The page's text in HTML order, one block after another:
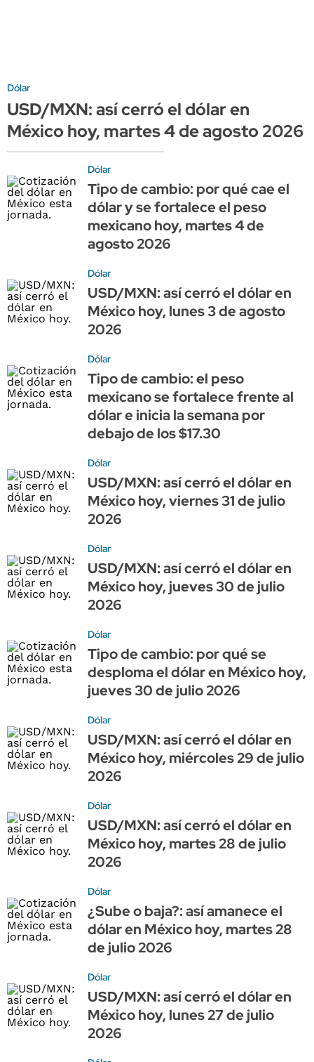
Dólar
USD/MXN: así cerró el dólar en
México hoy, martes 4 de agosto 2026
Dólar
Tipo de cambio: por qué cae el
dólar y se fortalece el peso
mexicano hoy, martes 4 de
agosto 2026
Dólar
USD/MXN: así cerró el dólar en
México hoy, lunes 3 de agosto
2026
Dólar
Tipo de cambio: el peso
mexicano se fortalece frente al
dólar e inicia la semana por
debajo de los $17.30
Dólar
USD/MXN: así cerró el dólar en
México hoy, viernes 31 de julio
2026
Dólar
USD/MXN: así cerró el dólar en
México hoy, jueves 30 de julio
2026
Dólar
Tipo de cambio: por qué se
desploma el dólar en México hoy,
jueves 30 de julio 2026
Dólar
USD/MXN: así cerró el dólar en
México hoy, miércoles 29 de julio
2026
Dólar
USD/MXN: así cerró el dólar en
México hoy, martes 28 de julio
2026
Dólar
¿Sube o baja?: así amanece el
dólar en México hoy, martes 28
de julio 2026
Dólar
USD/MXN: así cerró el dólar en
México hoy, lunes 27 de julio
2026